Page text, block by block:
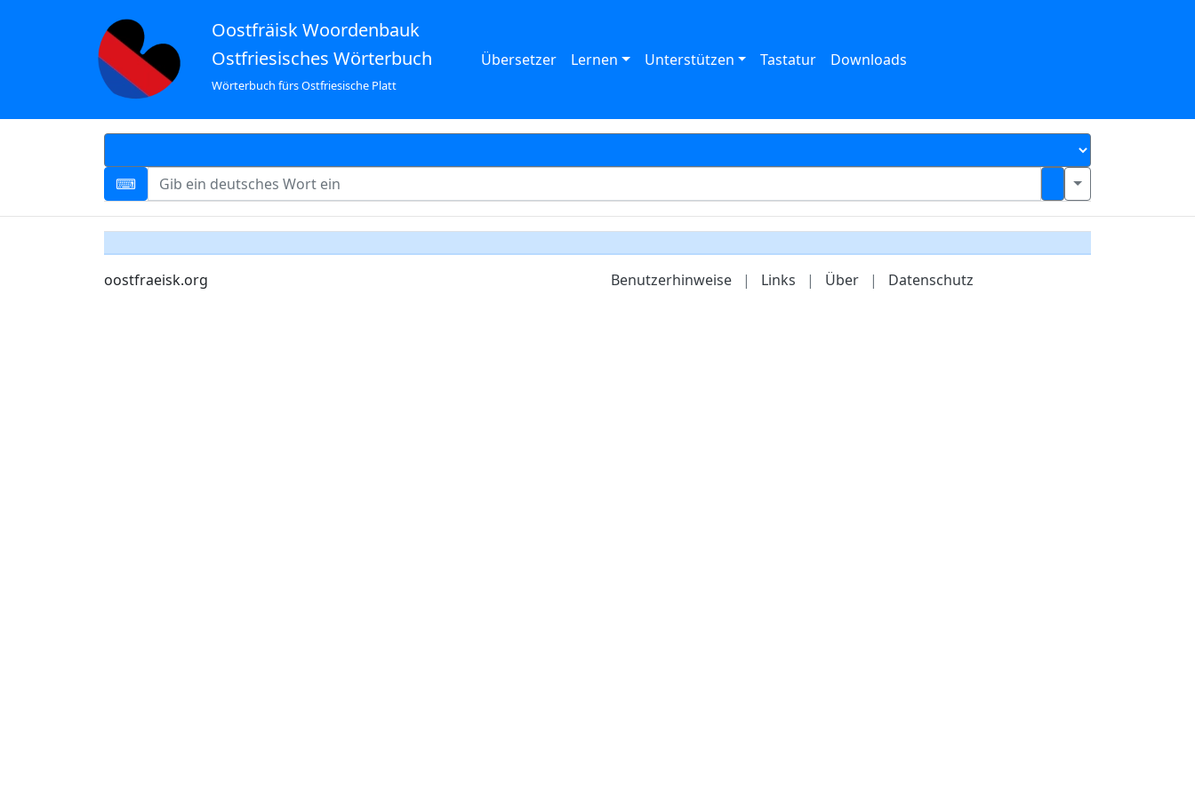
Oostfräisk Woordenbauk
Ostfriesisches Wörterbuch
Wörterbuch fürs Ostfriesische Platt
Übersetzer Lernen Unterstützen Tastatur Downloads
oostfraeisk.org Benutzerhinweise | Links | Über | Datenschutz